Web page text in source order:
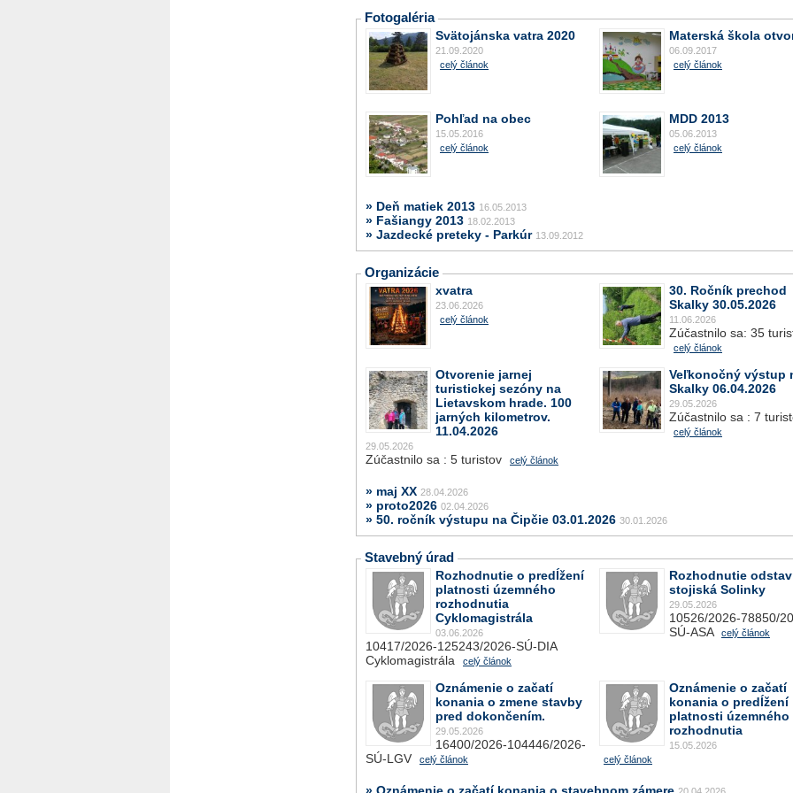
Fotogaléria
Svätojánska vatra 2020
21.09.2020
celý článok
Materská škola
06.09.2017
celý článok
Pohľad na obec
15.05.2016
celý článok
MDD 2013
05.06.2013
celý článok
» Deň matiek 2013 16.05.2013
» Fašiangy 2013 18.02.2013
» Jazdecké preteky - Parkúr 13.09.2012
Organizácie
xvatra
23.06.2026
celý článok
30. Ročník prechod
Skalky 30.05.2026
11.06.2026
Zúčastnilo sa: 35
celý článok
Otvorenie jarnej
turistickej sezóny na
Lietavskom hrade. 100
jarných kilometrov.
11.04.2026
29.05.2026
Zúčastnilo sa : 5 turistov celý článok
Veľkonočný výstup
Skalky 06.04.2026
29.05.2026
Zúčastnilo sa : 7
celý článok
» maj XX 28.04.2026
» proto2026 02.04.2026
» 50. ročník výstupu na Čipčie 03.01.2026 30.01.2026
Stavebný úrad
Rozhodnutie o predĺžení
platnosti územného
rozhodnutia
Cyklomagistrála
03.06.2026
10417/2026-125243/2026-SÚ-DIA
Cyklomagistrála
celý článok
Rozhodnutie
stojiská Solinky
29.05.2026
10526/2026-78850/
SÚ-ASA
celý článok
Oznámenie o začatí
konania o zmene stavby
pred dokončením.
29.05.2026
16400/2026-104446/2026-
SÚ-LGV
celý článok
Oznámenie o začatí
konania o predĺžení
platnosti územného
rozhodnutia
15.05.2026
celý článok
» Oznámenie o začatí konania o stavebnom zámere